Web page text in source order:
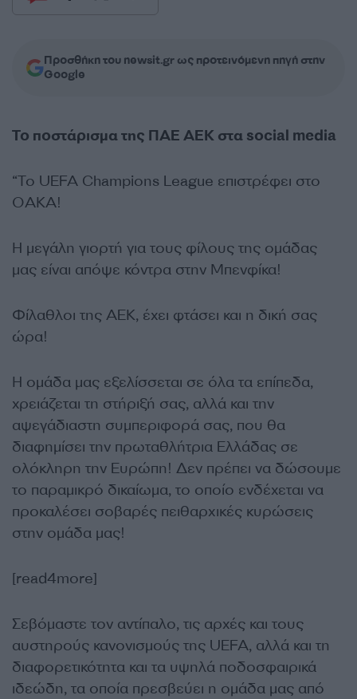
Προσθήκη του newsit.gr ως προτεινόμενη πηγή στην
Google
Το ποστάρισμα της ΠΑΕ ΑΕΚ στα social media
“Το UEFA Champions League επιστρέφει στο
ΟΑΚΑ!
Η μεγάλη γιορτή για τους φίλους της ομάδας
μας είναι απόψε κόντρα στην Μπενφίκα!
Φίλαθλοι της ΑΕΚ, έχει φτάσει και η δική σας
ώρα!
Η ομάδα μας εξελίσσεται σε όλα τα επίπεδα,
χρειάζεται τη στήριξή σας, αλλά και την
αψεγάδιαστη συμπεριφορά σας, που θα
διαφημίσει την πρωταθλήτρια Ελλάδας σε
ολόκληρη την Ευρώπη! Δεν πρέπει να δώσουμε
το παραμικρό δικαίωμα, το οποίο ενδέχεται να
προκαλέσει σοβαρές πειθαρχικές κυρώσεις
στην ομάδα μας!
[read4more]
Σεβόμαστε τον αντίπαλο, τις αρχές και τους
αυστηρούς κανονισμούς της UEFA, αλλά και τη
διαφορετικότητα και τα υψηλά ποδοσφαιρικά
ιδεώδη, τα οποία πρεσβεύει η ομάδα μας από